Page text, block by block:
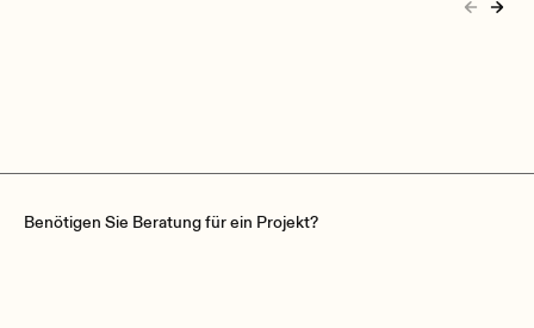
Benötigen Sie Beratung für ein Projekt?